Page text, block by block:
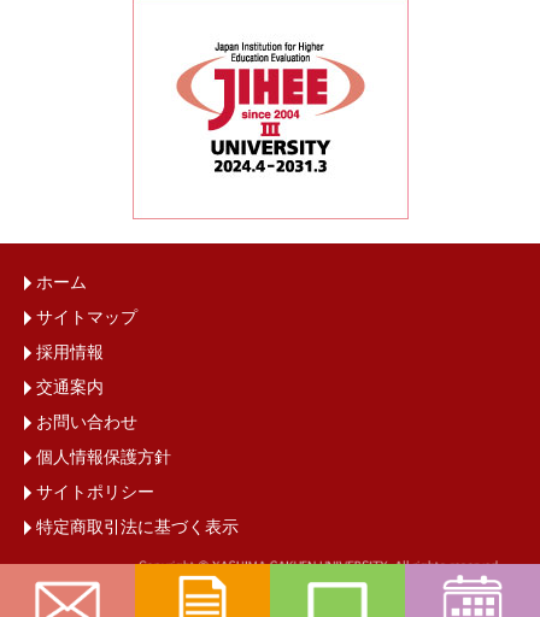
ホーム
サイトマップ
採用情報
交通案内
お問い合わせ
個人情報保護方針
サイトポリシー
特定商取引法に基づく表示